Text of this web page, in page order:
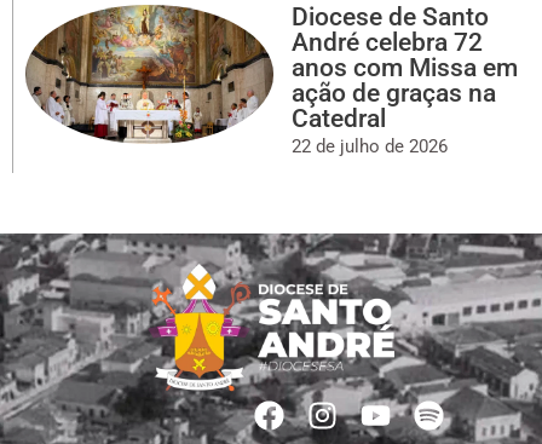
Diocese de Santo
André celebra 72
anos com Missa em
ação de graças na
Catedral
22 de julho de 2026